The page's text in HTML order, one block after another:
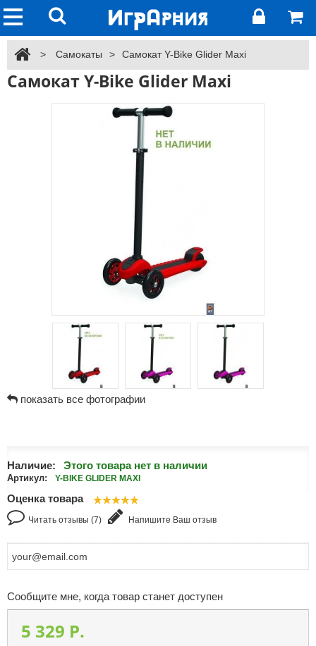
> Самокаты > Самокат Y-Bike Glider Maxi
Самокат Y-Bike Glider Maxi
показать все фотографии
Наличие: Этого товара нет в наличии
Артикул: Y-BIKE GLIDER MAXI
Оценка товара
Читать отзывы (7) Напишите Ваш отзыв
Сообщите мне, когда товар станет доступен
5 329 P.